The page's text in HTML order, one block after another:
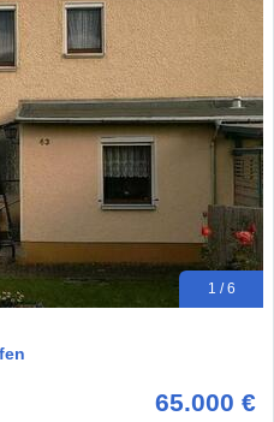
1 / 6
65.000 €